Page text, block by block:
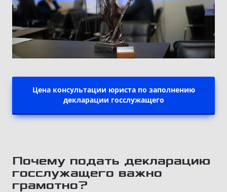
Цена консультации юриста по заполнению
декларации госслужащего
Почему подать декларацию
госслужащего важно
грамотно?